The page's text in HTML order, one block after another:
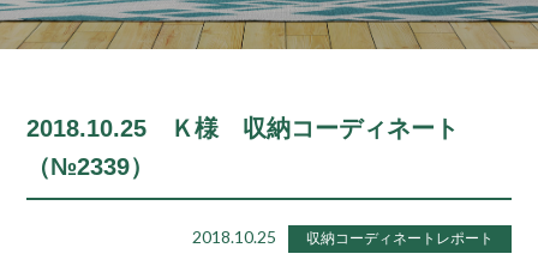
2018.10.25 Ｋ様 収納コーディネート
（№2339）
2018.10.25 収納コーディネートレポート